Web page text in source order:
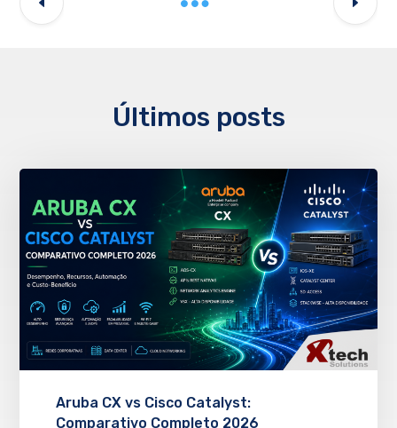
Últimos posts
Aruba CX vs Cisco Catalyst:
Comparativo Completo 2026